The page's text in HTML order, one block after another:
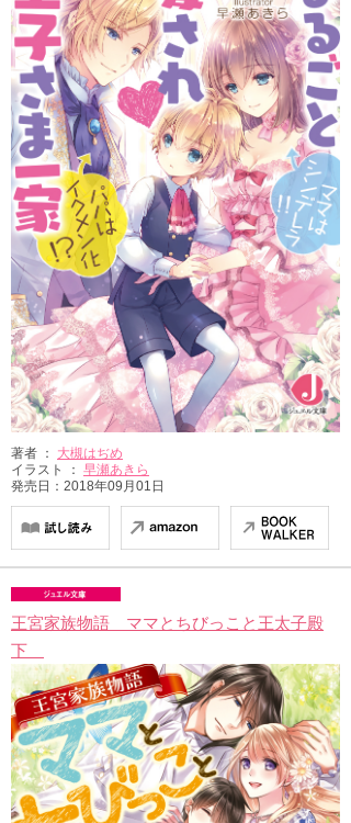
著者 ： 大槻はぢめ
イラスト ： 早瀬あきら
発売日：2018年09月01日
王宮家族物語 ママとちびっこと王太子殿
下